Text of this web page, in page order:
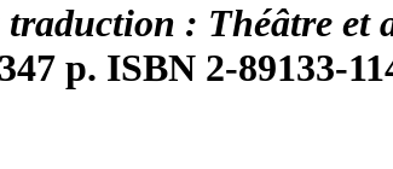
: Théâtre et
p. ISBN 2-89133-